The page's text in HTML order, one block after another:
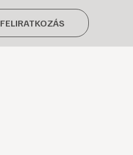
FELIRATKOZÁS